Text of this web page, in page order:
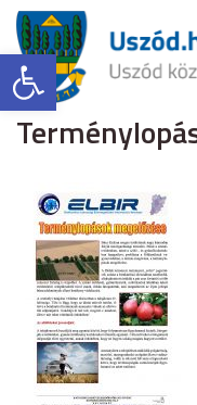
Eszköztár megnyitása